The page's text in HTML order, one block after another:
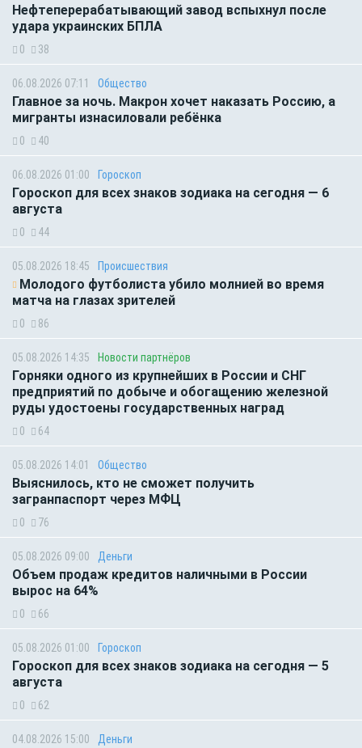
Нефтеперерабатывающий завод вспыхнул после
удара украинских БПЛА
0 38
06.08.2026 07:11 Общество
Главное за ночь. Макрон хочет наказать Россию, а
мигранты изнасиловали ребёнка
0 40
06.08.2026 01:00 Гороскоп
Гороскоп для всех знаков зодиака на сегодня — 6
августа
0 44
05.08.2026 18:45 Происшествия
Молодого футболиста убило молнией во время
матча на глазах зрителей
0 86
05.08.2026 14:35 Новости партнёров
Горняки одного из крупнейших в России и СНГ
предприятий по добыче и обогащению железной
руды удостоены государственных наград
0 64
05.08.2026 14:01 Общество
Выяснилось, кто не сможет получить
загранпаспорт через МФЦ
0 76
05.08.2026 09:00 Деньги
Объем продаж кредитов наличными в России
вырос на 64%
0 66
05.08.2026 01:00 Гороскоп
Гороскоп для всех знаков зодиака на сегодня — 5
августа
0 62
04.08.2026 15:00 Деньги